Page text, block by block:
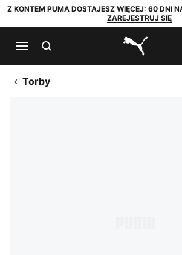
Z KONTEM PUMA DOSTAJESZ WIĘCEJ: 60 DNI
ZAREJESTRUJ SIĘ
PUMA.com
Torby